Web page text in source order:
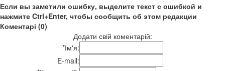
Если вы заметили ошибку, выделите текст с ошибкой и
нажмите Ctrl+Enter, чтобы сообщить об этом редакции
Коментарі (0)
Додати свій коментарій:
*Ім'я:
E-mail: